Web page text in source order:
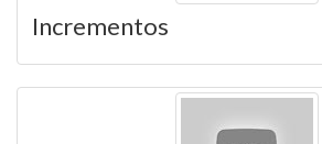
Incrementos